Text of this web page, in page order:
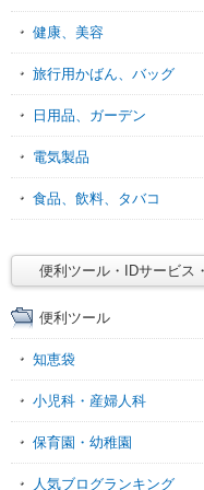
健康、美容
旅行用かばん、バッグ
日用品、ガーデン
電気製品
食品、飲料、タバコ
便利ツール・IDサービス
便利ツール
知恵袋
小児科・産婦人科
保育園・幼稚園
人気ブログランキング